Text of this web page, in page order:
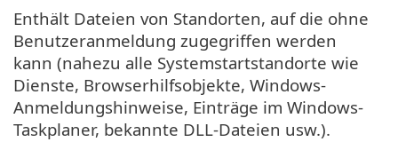
Enthält Dateien von Standorten, auf die ohne
Benutzeranmeldung zugegriffen werden
kann (nahezu alle Systemstartstandorte wie
Dienste, Browserhilfsobjekte, Windows-
Anmeldungshinweise, Einträge im Windows-
Taskplaner, bekannte DLL-Dateien usw.).